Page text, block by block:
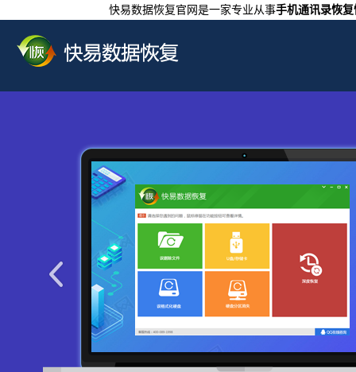
快易数据恢复官网是一家专业从事手机通讯录恢